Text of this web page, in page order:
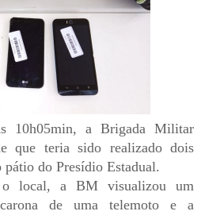
10h05min, a Brigada Militar
que teria sido realizado dois
pátio do Presídio Estadual.
o local, a BM visualizou um
de uma telemoto e a